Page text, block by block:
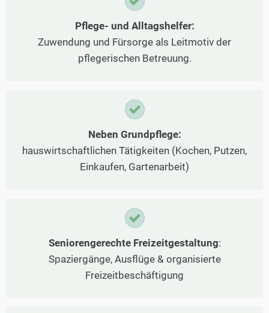
Pflege- und Alltagshelfer:
Zuwendung und Fürsorge als Leitmotiv der
pflegerischen Betreuung.
Neben Grundpflege:
hauswirtschaftlichen Tätigkeiten (Kochen, Putzen,
Einkaufen, Gartenarbeit)
Seniorengerechte Freizeitgestaltung:
Spaziergänge, Ausflüge & organisierte
Freizeitbeschäftigung